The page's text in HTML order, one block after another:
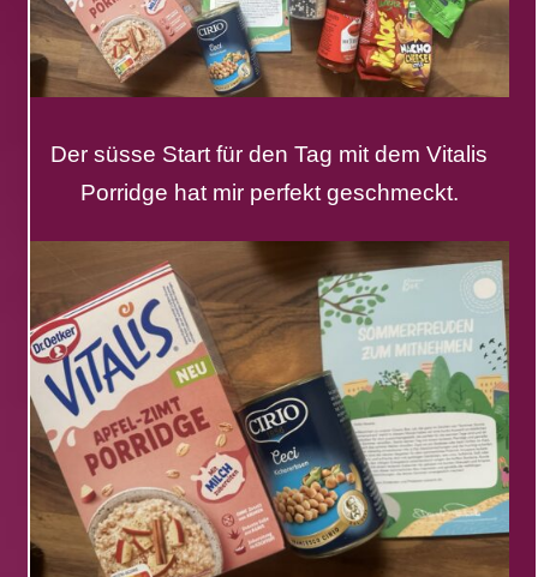
Der süsse Start für den Tag mit dem Vitalis
Porridge hat mir perfekt geschmeckt.